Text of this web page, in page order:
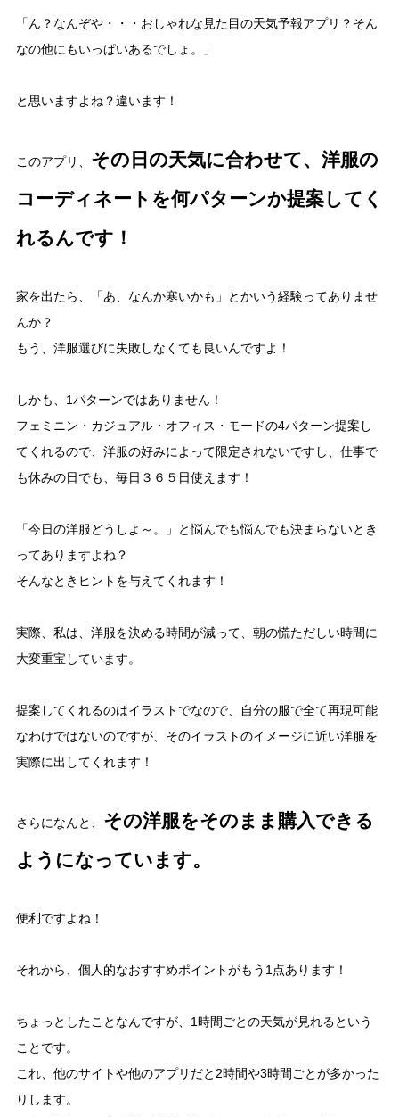
「ん？なんぞや・・・おしゃれな見た目の天気予報アプリ？そん
なの他にもいっぱいあるでしょ。」
と思いますよね？違います！
このアプリ、 その日の天気に合わせて、洋服の
コーディネートを何パターンか提案してく
れるんです！
家を出たら、「あ、なんか寒いかも」とかいう経験ってありませ
んか？
もう、洋服選びに失敗しなくても良いんですよ！
しかも、1パターンではありません！
フェミニン・カジュアル・オフィス・モードの4パターン提案し
てくれるので、洋服の好みによって限定されないですし、仕事で
も休みの日でも、毎日３６５日使えます！
「今日の洋服どうしよ～。」と悩んでも悩んでも決まらないとき
ってありますよね？
そんなときヒントを与えてくれます！
実際、私は、洋服を決める時間が減って、朝の慌ただしい時間に
大変重宝しています。
提案してくれるのはイラストでなので、自分の服で全て再現可能
なわけではないのですが、そのイラストのイメージに近い洋服を
実際に出してくれます！
さらになんと、 その洋服をそのまま購入できる
ようになっています。
便利ですよね！
それから、個人的なおすすめポイントがもう1点あります！
ちょっとしたことなんですが、1時間ごとの天気が見れるという
ことです。
これ、他のサイトや他のアプリだと2時間や3時間ごとが多かった
りします。